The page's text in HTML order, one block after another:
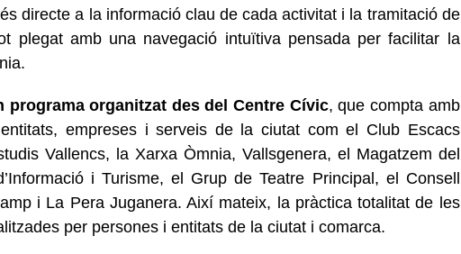
directe a la informació clau de cada activitat i la tramitació de
plegat amb una navegació intuïtiva pensada per facilitar la
programa organitzat des del Centre Cívic, que compta amb
empreses i serveis de la ciutat com el Club Escacs
Vallencs, la Xarxa Òmnia, Vallsgenera, el Magatzem del
i Turisme, el Grup de Teatre Principal, el Consell
i La Pera Juganera. Així mateix, la pràctica totalitat de les
per persones i entitats de la ciutat i comarca.